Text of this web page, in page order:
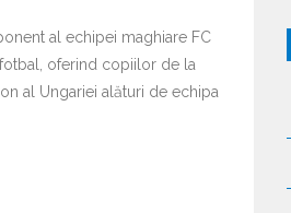
al echipei maghiare FC
oferind copiilor de la
al Ungariei alături de echipa